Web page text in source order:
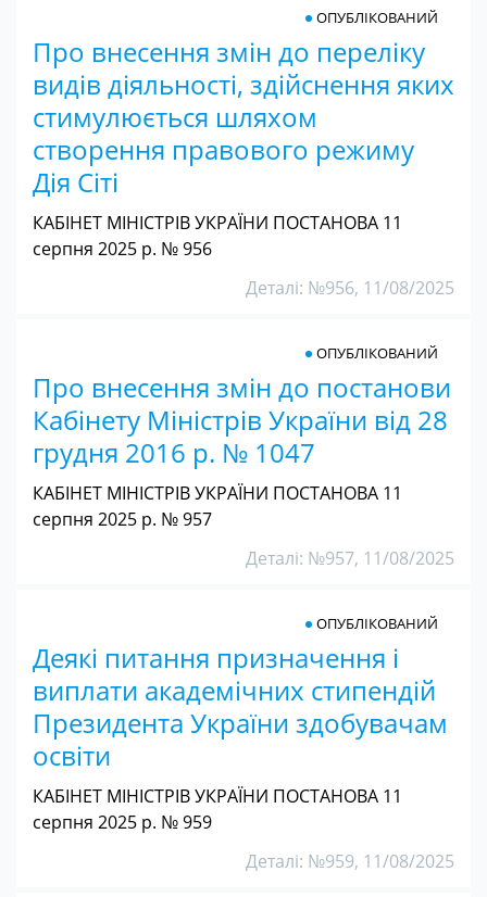
Про внесення змін до переліку
видів діяльності, здійснення яких
стимулюється шляхом
створення правового режиму
Дія Сіті
ОПУБЛІКОВАНИЙ
КАБІНЕТ МІНІСТРІВ УКРАЇНИ ПОСТАНОВА 11
серпня 2025 р. № 956
Деталі: №956, 11/08/2025
Про внесення змін до постанови
Кабінету Міністрів України від 28
грудня 2016 р. № 1047
ОПУБЛІКОВАНИЙ
КАБІНЕТ МІНІСТРІВ УКРАЇНИ ПОСТАНОВА 11
серпня 2025 р. № 957
Деталі: №957, 11/08/2025
Деякі питання призначення і
виплати академічних стипендій
Президента України здобувачам
освіти
ОПУБЛІКОВАНИЙ
КАБІНЕТ МІНІСТРІВ УКРАЇНИ ПОСТАНОВА 11
серпня 2025 р. № 959
Деталі: №959, 11/08/2025